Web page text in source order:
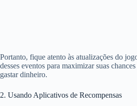
Portanto, fique atento às atualizações do
desses eventos para maximizar suas
gastar dinheiro.
2. Usando Aplicativos de Recompensas